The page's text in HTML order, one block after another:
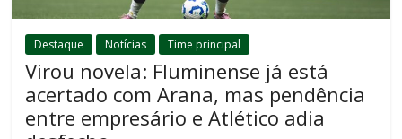
Destaque Notícias Time principal
Virou novela: Fluminense já está
acertado com Arana, mas pendência
entre empresário e Atlético adia